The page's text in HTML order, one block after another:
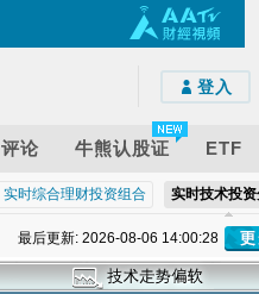
登入
评论 牛熊认股证 ETF
实时综合理财投资组合 实时技术投
最后更新: 2026-08-06 14:00:28